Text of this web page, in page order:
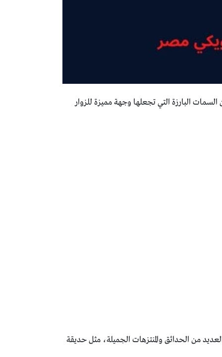
السمات البارزة التي تجعلها وجهة مميزة للزوار
من الحدائق والمنتزهات الجميلة، مثل حديقة